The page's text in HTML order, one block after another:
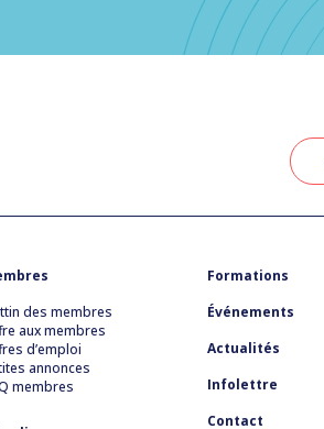
des membres
aux membres
d’emploi
annonces
membres
Formations
Événements
Actualités
Infolettre
Contact